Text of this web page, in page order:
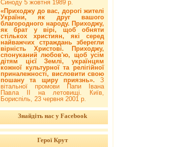
Синоду 5 жовтня 1989 р.
«Приходжу до вас, дорогі жителі
України, як друг вашого
благородного народу. Приходжу,
як брат у вірі, щоб обняти
стількох християн, які серед
найважчих страждань зберегли
вірність Христові. Приходжу,
спонуканий любов'ю, щоб усім
дітям цієї Землі, українцям
кожної культурної та релігійної
приналежності, висловити свою
пошану та щиру приязнь». З
вітальної промови Папи Івана
Павла ІІ на летовищі. Київ,
Бориспіль, 23 червня 2001 р.
Знайдіть нас у Facebook
Герої Крут